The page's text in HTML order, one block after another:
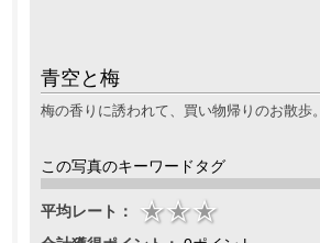
青空と梅
梅の香りに誘われて、買い物帰りのお散歩。
この写真のキーワードタグ
平均レート：